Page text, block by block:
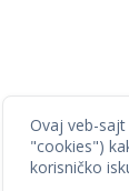
Ovaj veb-
"cookies")
korisničko